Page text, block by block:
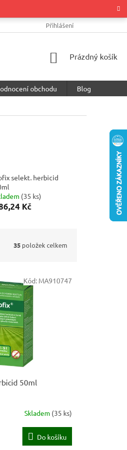
PODMÍNKY OCHRANY OSOBNÍCH
Přihlášení
NÁKUPNÍ
Prázdný košík
obchodu
Blog
selekt. herbicid
(35 ks)
Kč
35 položek celkem
50ml
Skladem (35 ks)
Do košíku
Kód: MA910747